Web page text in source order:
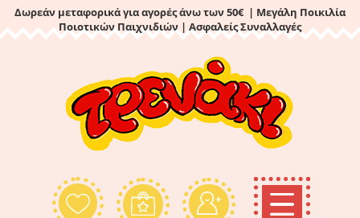
Δωρεάν μεταφορικά για αγορές άνω των 50€ | Μεγάλη Ποικιλία
Ποιοτικών Παιχνιδιών | Ασφαλείς Συναλλαγές